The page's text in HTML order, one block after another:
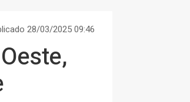
28/03/2025 09:46